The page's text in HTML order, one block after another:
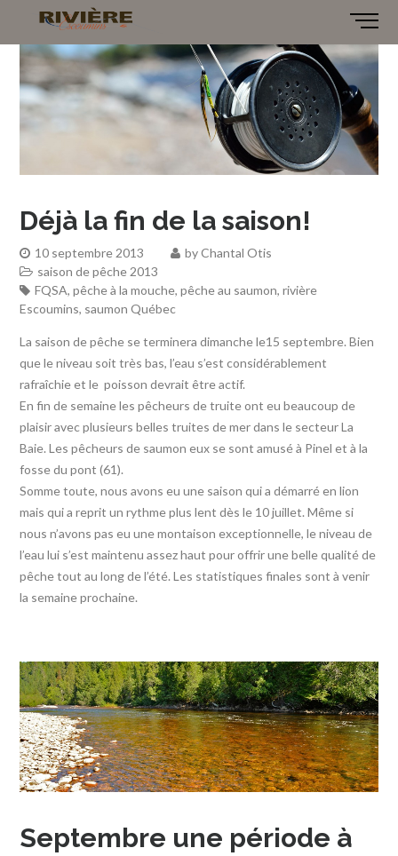
Déjà la fin de la saison!
10 septembre 2013 byChantal Otis
saison de pêche 2013
FQSA,pêche à la mouche,pêche au saumon,rivière
Escoumins, saumon Québec
La saison de pêche se terminera dimanche le15 septembre. Bien
que le niveau soit très bas, l’eau s’est considérablement
rafraîchie et le poisson devrait être actif.
En fin de semaine les pêcheurs de truite ont eu beaucoup de
plaisir avec plusieurs belles truites de mer dans le secteur La
Baie. Les pêcheurs de saumon eux se sont amusé à Pinel et à la
fosse du pont (61).
Somme toute, nous avons eu une saison qui a démarré en lion
mais qui a reprit un rythme plus lent dès le 10 juillet. Même si
nous n’avons pas eu une montaison exceptionnelle, le niveau de
l’eau lui s’est maintenu assez haut pour offrir une belle qualité de
pêche tout au long de l’été. Les statistiques finales sont à venir
la semaine prochaine.
Septembre une période à